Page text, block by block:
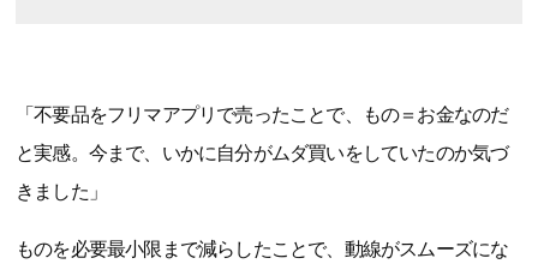
「不要品をフリマアプリで売ったことで、もの＝お金なのだ
と実感。今まで、いかに自分がムダ買いをしていたのか気づ
きました」
ものを必要最小限まで減らしたことで、動線がスムーズにな